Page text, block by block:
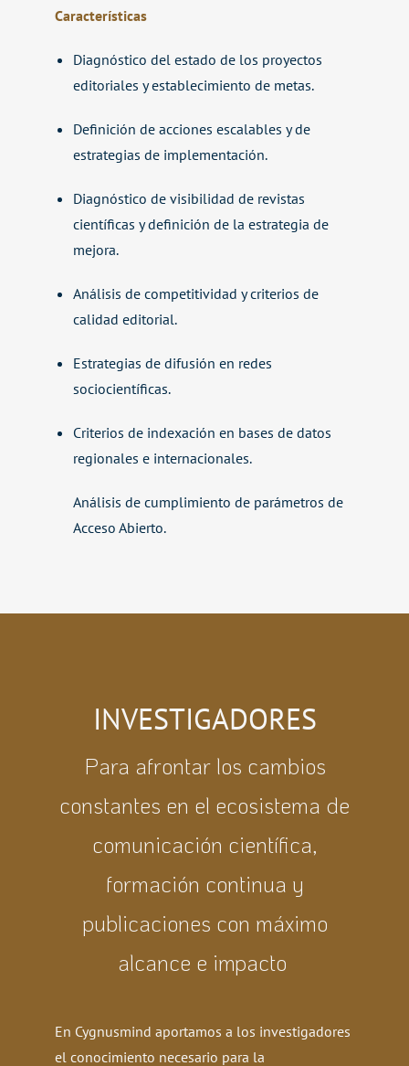
Características
Diagnóstico del estado de los proyectos
editoriales y establecimiento de metas.
Definición de acciones escalables y de
estrategias de implementación.
Diagnóstico de visibilidad de revistas
científicas y definición de la estrategia de
mejora.
Análisis de competitividad y criterios de
calidad editorial.
Estrategias de difusión en redes
sociocientíficas.
Criterios de indexación en bases de datos
regionales e internacionales.
Análisis de cumplimiento de parámetros de
Acceso Abierto.
INVESTIGADORES​
Para afrontar los cambios
constantes en el ecosistema de
comunicación científica,
formación continua y
publicaciones con máximo
alcance e impacto
En Cygnusmind aportamos a los investigadores
el conocimiento necesario para la